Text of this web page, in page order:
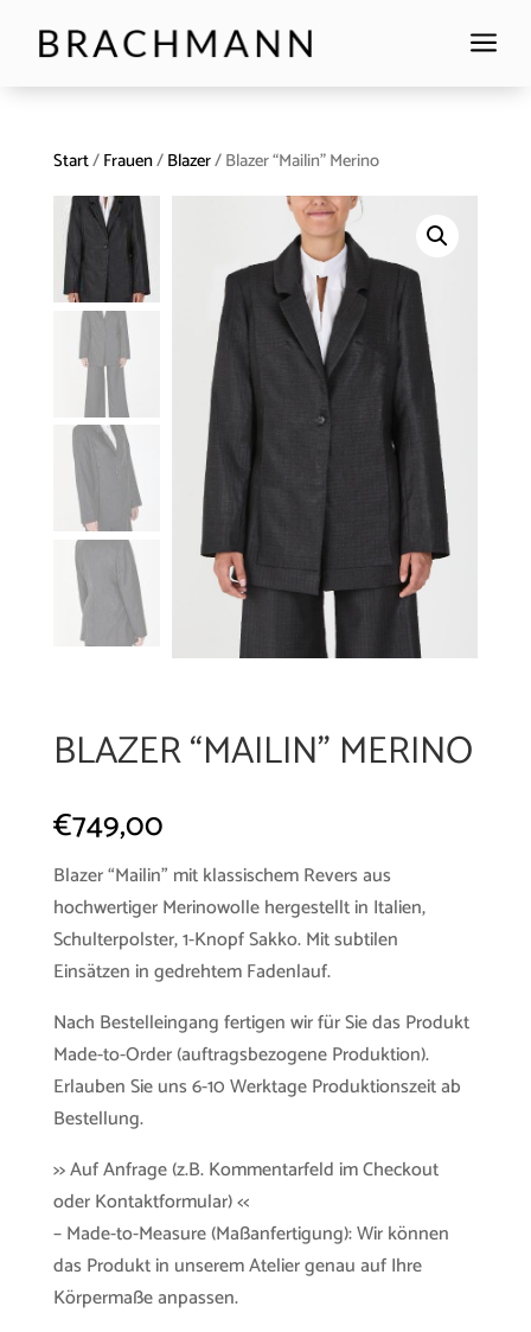
a
Start/Frauen/Blazer/ Blazer “Mailin” Merino
BLAZER “MAILIN” MERINO
€749,00
Blazer “Mailin” mit klassischem Revers aus
hochwertiger Merinowolle hergestellt in Italien,
Schulterpolster, 1-Knopf Sakko. Mit subtilen
Einsätzen in gedrehtem Fadenlauf.
Nach Bestelleingang fertigen wir für Sie das Produkt
Made-to-Order (auftragsbezogene Produktion).
Erlauben Sie uns 6-10 Werktage Produktionszeit ab
Bestellung.
>> Auf Anfrage (z.B. Kommentarfeld im Checkout
oder Kontaktformular) <<
– Made-to-Measure (Maßanfertigung): Wir können
das Produkt in unserem Atelier genau auf Ihre
Körpermaße anpassen.